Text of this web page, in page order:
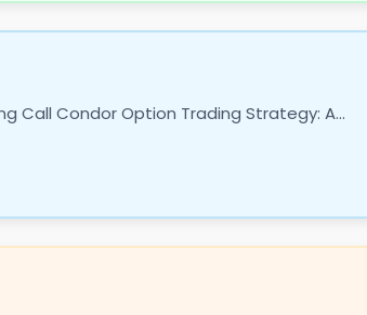
Call Condor Option Trading Strategy: A...